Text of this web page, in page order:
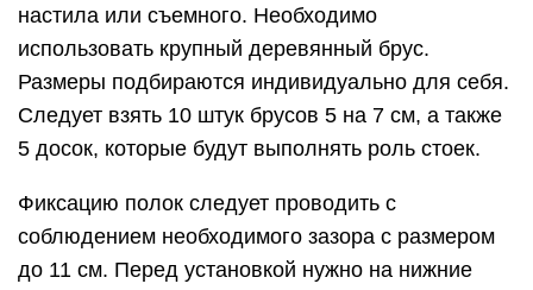
настила или съемного. Необходимо
использовать крупный деревянный брус.
Размеры подбираются индивидуально для себя.
Следует взять 10 штук брусов 5 на 7 см, а также
5 досок, которые будут выполнять роль стоек.
Фиксацию полок следует проводить с
соблюдением необходимого зазора с размером
до 11 см. Перед установкой нужно на нижние